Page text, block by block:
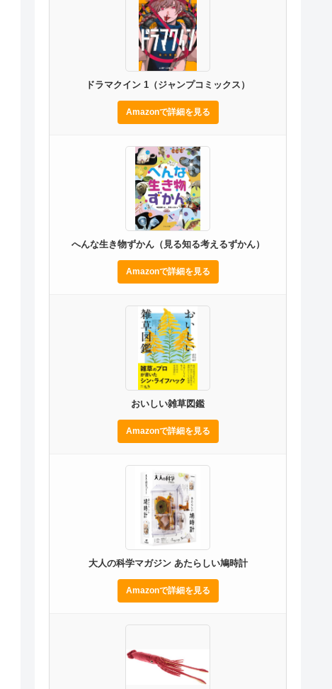
ドラマクイン 1（ジャンプコミックス）
Amazonで詳細を見る
へんな生き物ずかん（見る知る考えるずかん）
Amazonで詳細を見る
おいしい雑草図鑑
Amazonで詳細を見る
大人の科学マガジン あたらしい鳩時計
Amazonで詳細を見る